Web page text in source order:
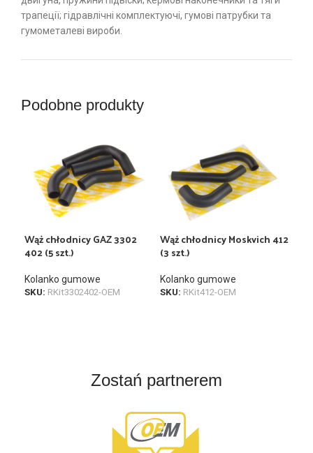
трапеції; гідравлічні комплектуючі, гумові патрубки та
гумометалеві вироби.
Podobne produkty
Wąż chłodnicy GAZ 3302
402 (5 szt.)
Kolanko gumowe
SKU: RKit3302402-OEM
Wąż chłodnicy Moskvich 412
(3 szt.)
Kolanko gumowe
SKU: RKit412-OEM
Zostań partnerem